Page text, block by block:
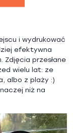
i wydrukować
efektywna
przesłane
wielu lat: ze
albo z plaży :)
niż na